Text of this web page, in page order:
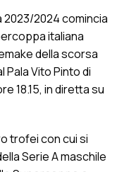
2023/2024 comincia
italiana
della scorsa
Pala Vito Pinto di
18.15, in diretta su
trofei con cui si
Serie A maschile